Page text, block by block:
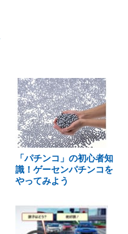
「パチンコ」の初心者知
識！ゲーセンパチンコを
やってみよう